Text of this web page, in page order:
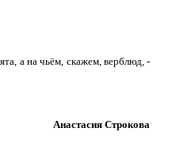
а на чьём, скажем, верблюд, -
Анастасия Строкова